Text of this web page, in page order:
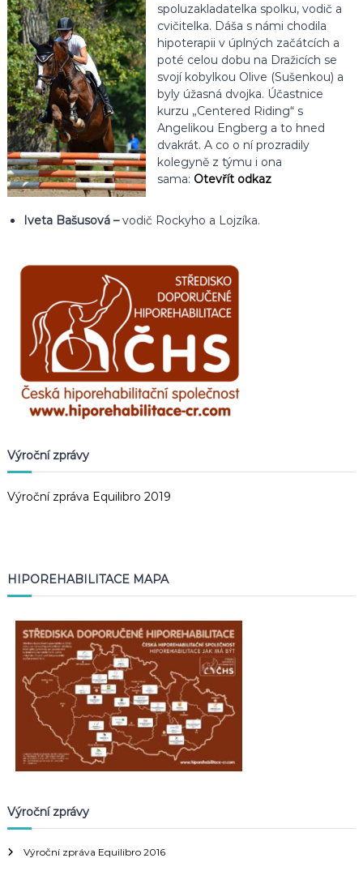
spoluzakladatelka spolku, vodič a
cvičitelka. Dáša s námi chodila
hipoterapii v úplných začátcích a
poté celou dobu na Dražicích se
svojí kobylkou Olive (Sušenkou) a
byly úžasná dvojka. Účastnice
kurzu „Centered Riding“ s
Angelikou Engberg a to hned
dvakrát. A co o ní prozradily
kolegyně z týmu i ona
sama: Otevřít odkaz
Iveta Bašusová –vodič Rockyho a Lojzíka.
Výroční zprávy
Výroční zpráva Equilibro 2019
HIPOREHABILITACE MAPA
Výroční zprávy
Výroční zpráva Equilibro 2016